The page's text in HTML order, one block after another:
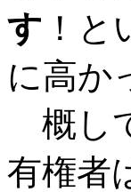
す ！
に高か
概し
有権者